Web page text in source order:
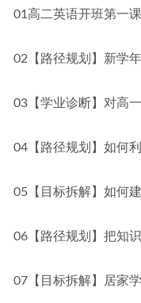
01高二英语开班第一
02【路径规划】新学
03【学业诊断】对高
04【路径规划】如何
05【目标拆解】如何
06【路径规划】把知
07【目标拆解】居家